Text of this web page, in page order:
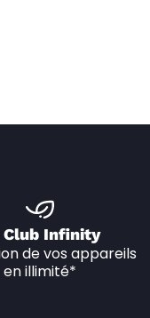
Club Infinity
de vos appareils
en illimité*